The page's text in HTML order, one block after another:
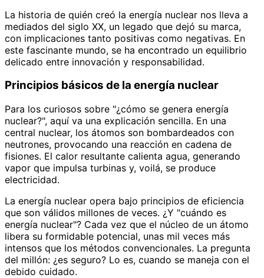
La historia de quién creó la energía nuclear nos lleva a
mediados del siglo XX, un legado que dejó su marca,
con implicaciones tanto positivas como negativas. En
este fascinante mundo, se ha encontrado un equilibrio
delicado entre innovación y responsabilidad.
Principios básicos de la energía nuclear
Para los curiosos sobre "¿cómo se genera energía
nuclear?", aquí va una explicación sencilla. En una
central nuclear, los átomos son bombardeados con
neutrones, provocando una reacción en cadena de
fisiones. El calor resultante calienta agua, generando
vapor que impulsa turbinas y, voilá, se produce
electricidad.
La energía nuclear opera bajo principios de eficiencia
que son válidos millones de veces. ¿Y "cuándo es
energía nuclear"? Cada vez que el núcleo de un átomo
libera su formidable potencial, unas mil veces más
intensos que los métodos convencionales. La pregunta
del millón: ¿es seguro? Lo es, cuando se maneja con el
debido cuidado.